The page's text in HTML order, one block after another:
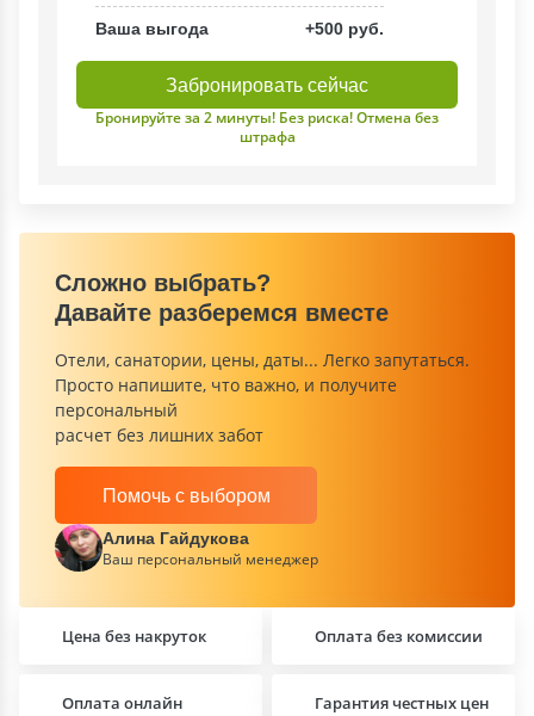
Ваша выгода +500 руб.
Забронировать сейчас
Бронируйте за 2 минуты! Без риска! Отмена без
штрафа
Сложно выбрать?
Давайте разберемся вместе
Отели, санатории, цены, даты... Легко запутаться.
Просто напишите, что важно, и получите
персональный
расчет без лишних забот
Помочь с выбором
Алина Гайдукова
Ваш персональный менеджер
Цена без накруток Оплата без комиссии
Оплата онлайн Гарантия честных цен